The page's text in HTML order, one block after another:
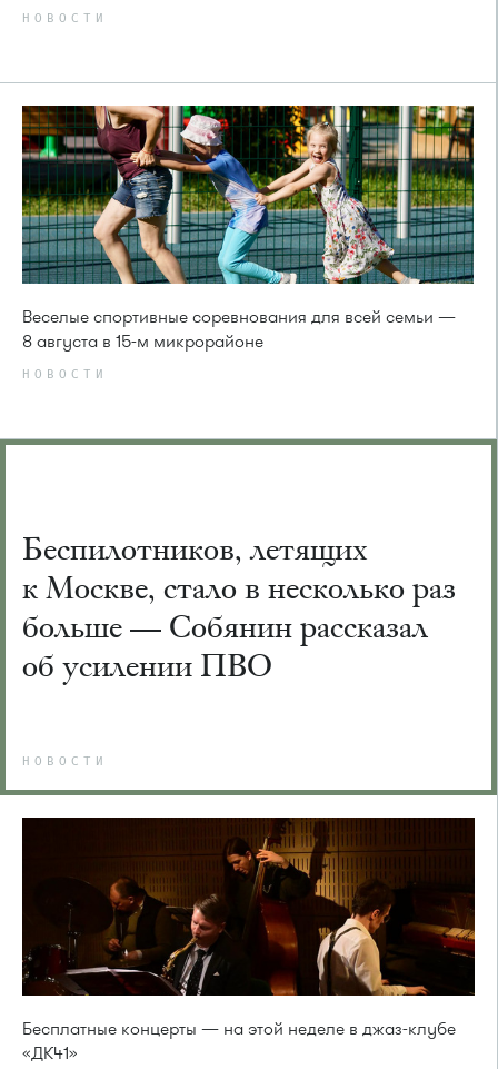
НОВОСТИ
Веселые спортивные соревнования для всей семьи —
8 августа в 15-м микрорайоне
НОВОСТИ
Беспилотников, летящих
к Москве, стало в несколько раз
больше — Собянин рассказал
об усилении ПВО
НОВОСТИ
Бесплатные концерты — на этой неделе в джаз-клубе
«ДК41»